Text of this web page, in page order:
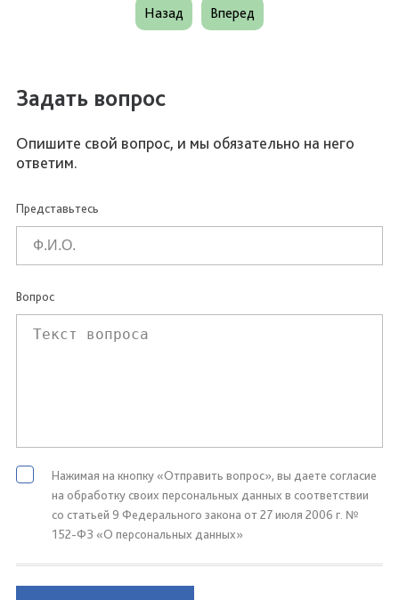
Назад Вперед
Задать вопрос
Опишите свой вопрос, и мы обязательно на него
ответим.
Представьтесь
Вопрос
Нажимая на кнопку «Отправить вопрос», вы даете согласие
на обработку своих персональных данных в соответствии
со статьей 9 Федерального закона от 27 июля 2006 г. №
152-ФЗ «О персональных данных»